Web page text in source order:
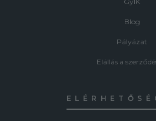
Blog
Pályázat
Elállás a